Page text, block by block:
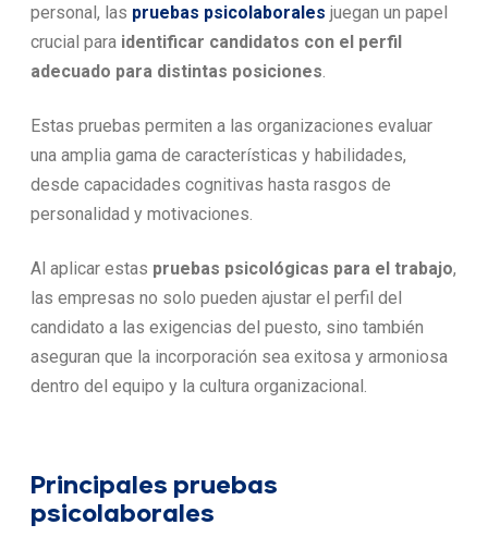
personal, las pruebas psicolaborales juegan un papel
crucial para identificar candidatos con el perfil
adecuado para distintas posiciones
Estas pruebas permiten a las organizaciones evaluar
una amplia gama de características y habilidades,
desde capacidades cognitivas hasta rasgos de
personalidad y motivaciones.
Al aplicar estas pruebas psicológicas para el trabajo,
las empresas no solo pueden ajustar el perfil del
candidato a las exigencias del puesto, sino también
aseguran que la incorporación sea exitosa y armoniosa
dentro del equipo y la cultura organizacional.
Principales pruebas
psicolaborales